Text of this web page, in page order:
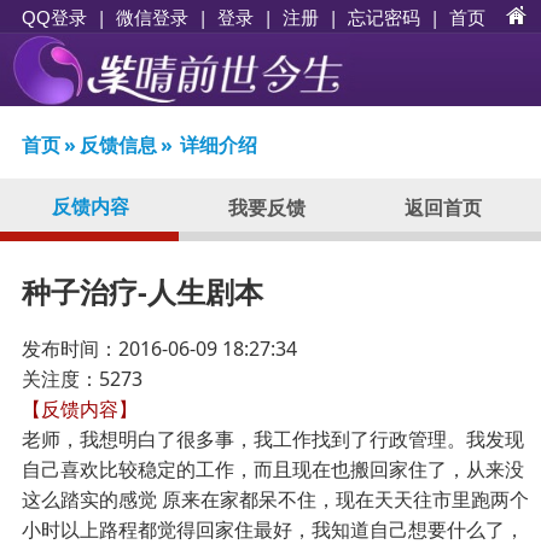
QQ登录 | 微信登录 | 登录 | 注册 | 忘记密码 | 首页
首页» 反馈信息» 详细介绍
反馈内容 我要反馈 返回首页
种子治疗-人生剧本
发布时间：2016-06-09 18:27:34
关注度：5273
【反馈内容】
老师，我想明白了很多事，我工作找到了行政管理。我发现
自己喜欢比较稳定的工作，而且现在也搬回家住了，从来没
这么踏实的感觉 原来在家都呆不住，现在天天往市里跑两个
小时以上路程都觉得回家住最好，我知道自己想要什么了，